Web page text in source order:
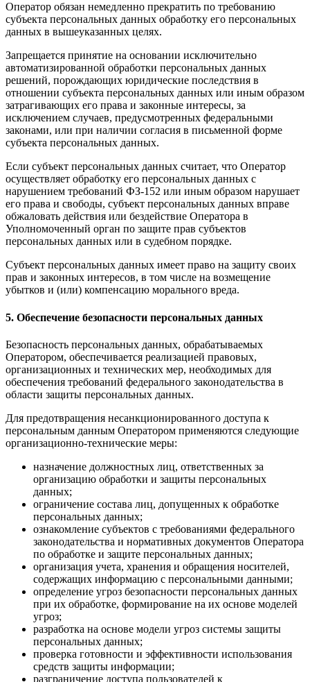
Оператор обязан немедленно прекратить по требованию
субъекта персональных данных обработку его персональных
данных в вышеуказанных целях.
Запрещается принятие на основании исключительно
автоматизированной обработки персональных данных
решений, порождающих юридические последствия в
отношении субъекта персональных данных или иным образом
затрагивающих его права и законные интересы, за
исключением случаев, предусмотренных федеральными
законами, или при наличии согласия в письменной форме
субъекта персональных данных.
Если субъект персональных данных считает, что Оператор
осуществляет обработку его персональных данных с
нарушением требований ФЗ-152 или иным образом нарушает
его права и свободы, субъект персональных данных вправе
обжаловать действия или бездействие Оператора в
Уполномоченный орган по защите прав субъектов
персональных данных или в судебном порядке.
Субъект персональных данных имеет право на защиту своих
прав и законных интересов, в том числе на возмещение
убытков и (или) компенсацию морального вреда.
5. Обеспечение безопасности персональных данных
Безопасность персональных данных, обрабатываемых
Оператором, обеспечивается реализацией правовых,
организационных и технических мер, необходимых для
обеспечения требований федерального законодательства в
области защиты персональных данных.
Для предотвращения несанкционированного доступа к
персональным данным Оператором применяются следующие
организационно-технические меры:
назначение должностных лиц, ответственных за
организацию обработки и защиты персональных
данных;
ограничение состава лиц, допущенных к обработке
персональных данных;
ознакомление субъектов с требованиями федерального
законодательства и нормативных документов Оператора
по обработке и защите персональных данных;
организация учета, хранения и обращения носителей,
содержащих информацию с персональными данными;
определение угроз безопасности персональных данных
при их обработке, формирование на их основе моделей
угроз;
разработка на основе модели угроз системы защиты
персональных данных;
проверка готовности и эффективности использования
средств защиты информации;
разграничение доступа пользователей к